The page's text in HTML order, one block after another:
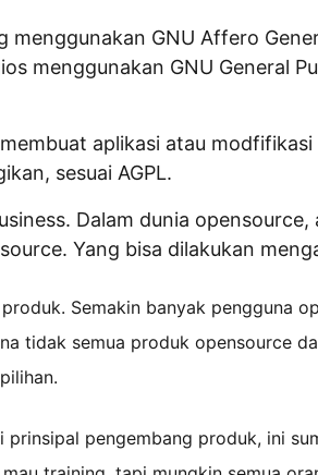
menggunakan GNU Affero
menggunakan GNU General
aplikasi atau
sesuai AGPL.
Dalam dunia
Yang bisa dilakukan
Semakin banyak pengguna
tidak semua produk opensource
prinsipal pengembang produk, ini